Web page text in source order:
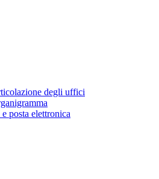
degli uffici
posta elettronica